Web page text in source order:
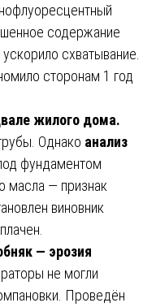
содержание
схватывание.
сторонам 1 год
жилого дома.
Однако анализ
фундаментом
масла — признак
виновник
— эрозия
не могли
Проведён